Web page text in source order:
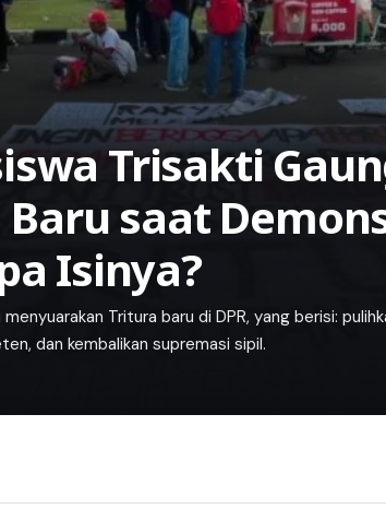
Trisakti
saat
Isinya?
Tritura baru di DPR, yang berisi:
dan kembalikan supremasi sipil.